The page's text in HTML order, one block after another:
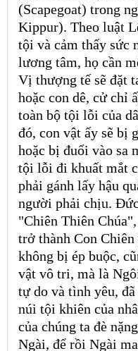
(Scapegoat) trong
Kippur). Theo luật
tội và cảm thấy sức
lương tâm, họ cần
Vị thượng tế sẽ đặt
hoặc con dê, cử chỉ
toàn bộ tội lỗi của
đó, con vật ấy sẽ bị
hoặc bị đuổi vào sa
tội lỗi đi khuất mắt
phải gánh lấy hậu
người phải chịu.
"Chiên Thiên
trở thành Con
không bị ép buộc,
vật vô tri, mà là
tự do và tình yêu,
núi tội khiên của
của chúng ta đè
Ngài, để rồi Ngài